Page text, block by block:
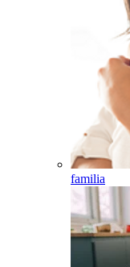
familia